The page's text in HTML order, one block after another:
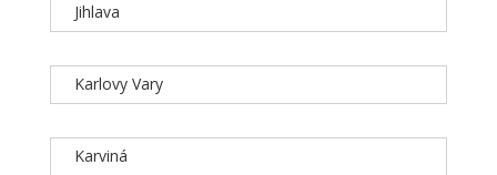
Jihlava
Karlovy Vary
Karviná